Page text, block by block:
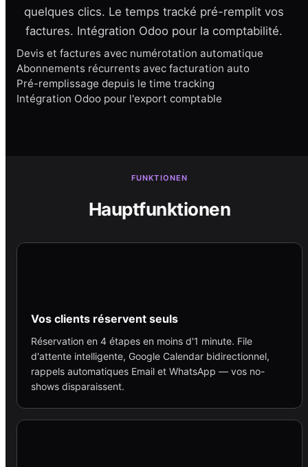
quelques clics. Le temps tracké pré-remplit vos
factures. Intégration Odoo pour la comptabilité.
Devis et factures avec numérotation automatique
Abonnements récurrents avec facturation auto
Pré-remplissage depuis le time tracking
Intégration Odoo pour l'export comptable
FUNKTIONEN
Hauptfunktionen
Vos clients réservent seuls
Réservation en 4 étapes en moins d'1 minute. File
d'attente intelligente, Google Calendar bidirectionnel,
rappels automatiques Email et WhatsApp — vos no-
shows disparaissent.